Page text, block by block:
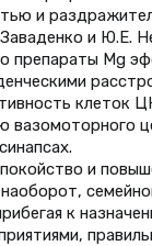
и
и Ю.Е.
препараты Mg
клеток
вазомоторного
и
к